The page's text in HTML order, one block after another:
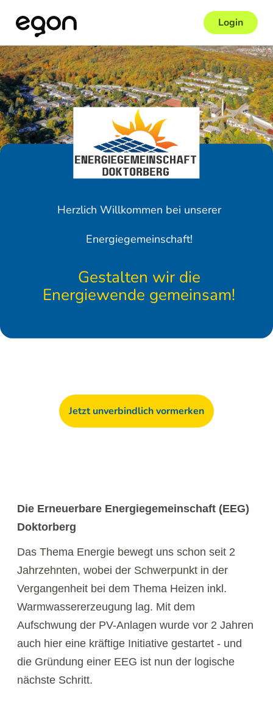
Login
Herzlich Willkommen bei unserer
Energiegemeinschaft!
Gestalten wir die
Energiewende gemeinsam!
Jetzt unverbindlich vormerken
Die Erneuerbare Energiegemeinschaft (EEG)
Doktorberg
Das Thema Energie bewegt uns schon seit 2
Jahrzehnten, wobei der Schwerpunkt in der
Vergangenheit bei dem Thema Heizen inkl.
Warmwassererzeugung lag. Mit dem
Aufschwung der PV-Anlagen wurde vor 2 Jahren
auch hier eine kräftige Initiative gestartet - und
die Gründung einer EEG ist nun der logische
nächste Schritt.